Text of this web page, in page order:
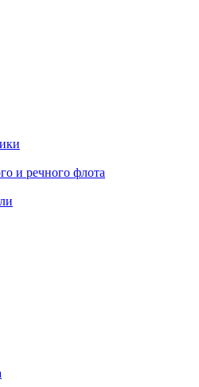
и речного флота